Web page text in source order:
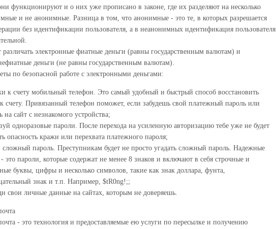
функционируют и о них уже прописано в законе, где их разделяют на несколько
и не анонимные. Разница в том, что анонимные - это те, в которых разрешается
без идентификации пользователя, а в неанонимных идентификация пользователя
различать электронные фиатные деньги (равны государственным валютам) и
деньги (не равны государственным валютам).
по безопасной работе с электронными деньгами:
к счету мобильный телефон. Это самый удобный и быстрый способ восстановить
счету. Привязанный телефон поможет, если забудешь свой платежный пароль или
на сайт с незнакомого устройства;
одноразовые пароли. После перехода на усиленную авторизацию тебе уже не будет
опасность кражи или перехвата платежного пароля;
пароль. Преступникам будет не просто угадать сложный пароль. Надежные
это пароли, которые содержат не менее 8 знаков и включают в себя строчные и
буквы, цифры и несколько символов, такие как знак доллара, фунта,
знак и т.п. Например, $tR0ng!;;
свои личные данные на сайтах, которым не доверяешь.
- это технология и предоставляемые ею услуги по пересылке и получению